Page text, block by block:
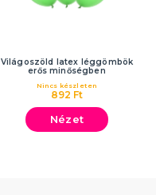
Világoszöld latex léggömbök
erős minőségben
892 Ft
Nincs készleten
Nézet